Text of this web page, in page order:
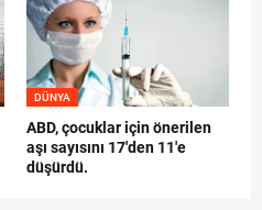
DÜNYA
ABD, çocuklar için önerilen
aşı sayısını 17'den 11'e
düşürdü.